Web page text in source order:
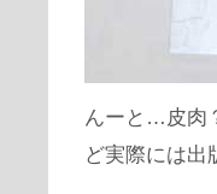
んーと…皮肉
ど実際には出